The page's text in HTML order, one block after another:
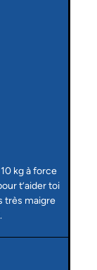
kg à force
t’aider toi
très maigre